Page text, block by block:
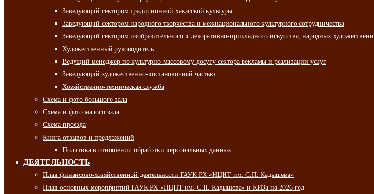
Заведующий сектором традиционной хакасской культуры
Заведующий сектором народного творчества и межнационального культурного сотрудничества
Заведующий сектором изобразительного и декоративно-прикладного искусства, народных
Художественный руководитель
Ведущий менеджер по культурно-массовому досугу сектора рекламы и реализации услуг
Заведующий художественно-постановочной частью
Хозяйственно-техническая служба
Схема и фото большого зала
Схема и фото малого зала
Схема проезда
Книга отзывов и предложений
Политика в отношении обработки персональных данных
ДЕЯТЕЛЬНОСТЬ
План финансово-хозяйственной деятельности ГАУК РХ «НЦНТ им. С.П. Кадышева»
План основных мероприятий ГАУК РХ «НЦНТ им. С.П. Кадышева» и КИЗа на 2026 год